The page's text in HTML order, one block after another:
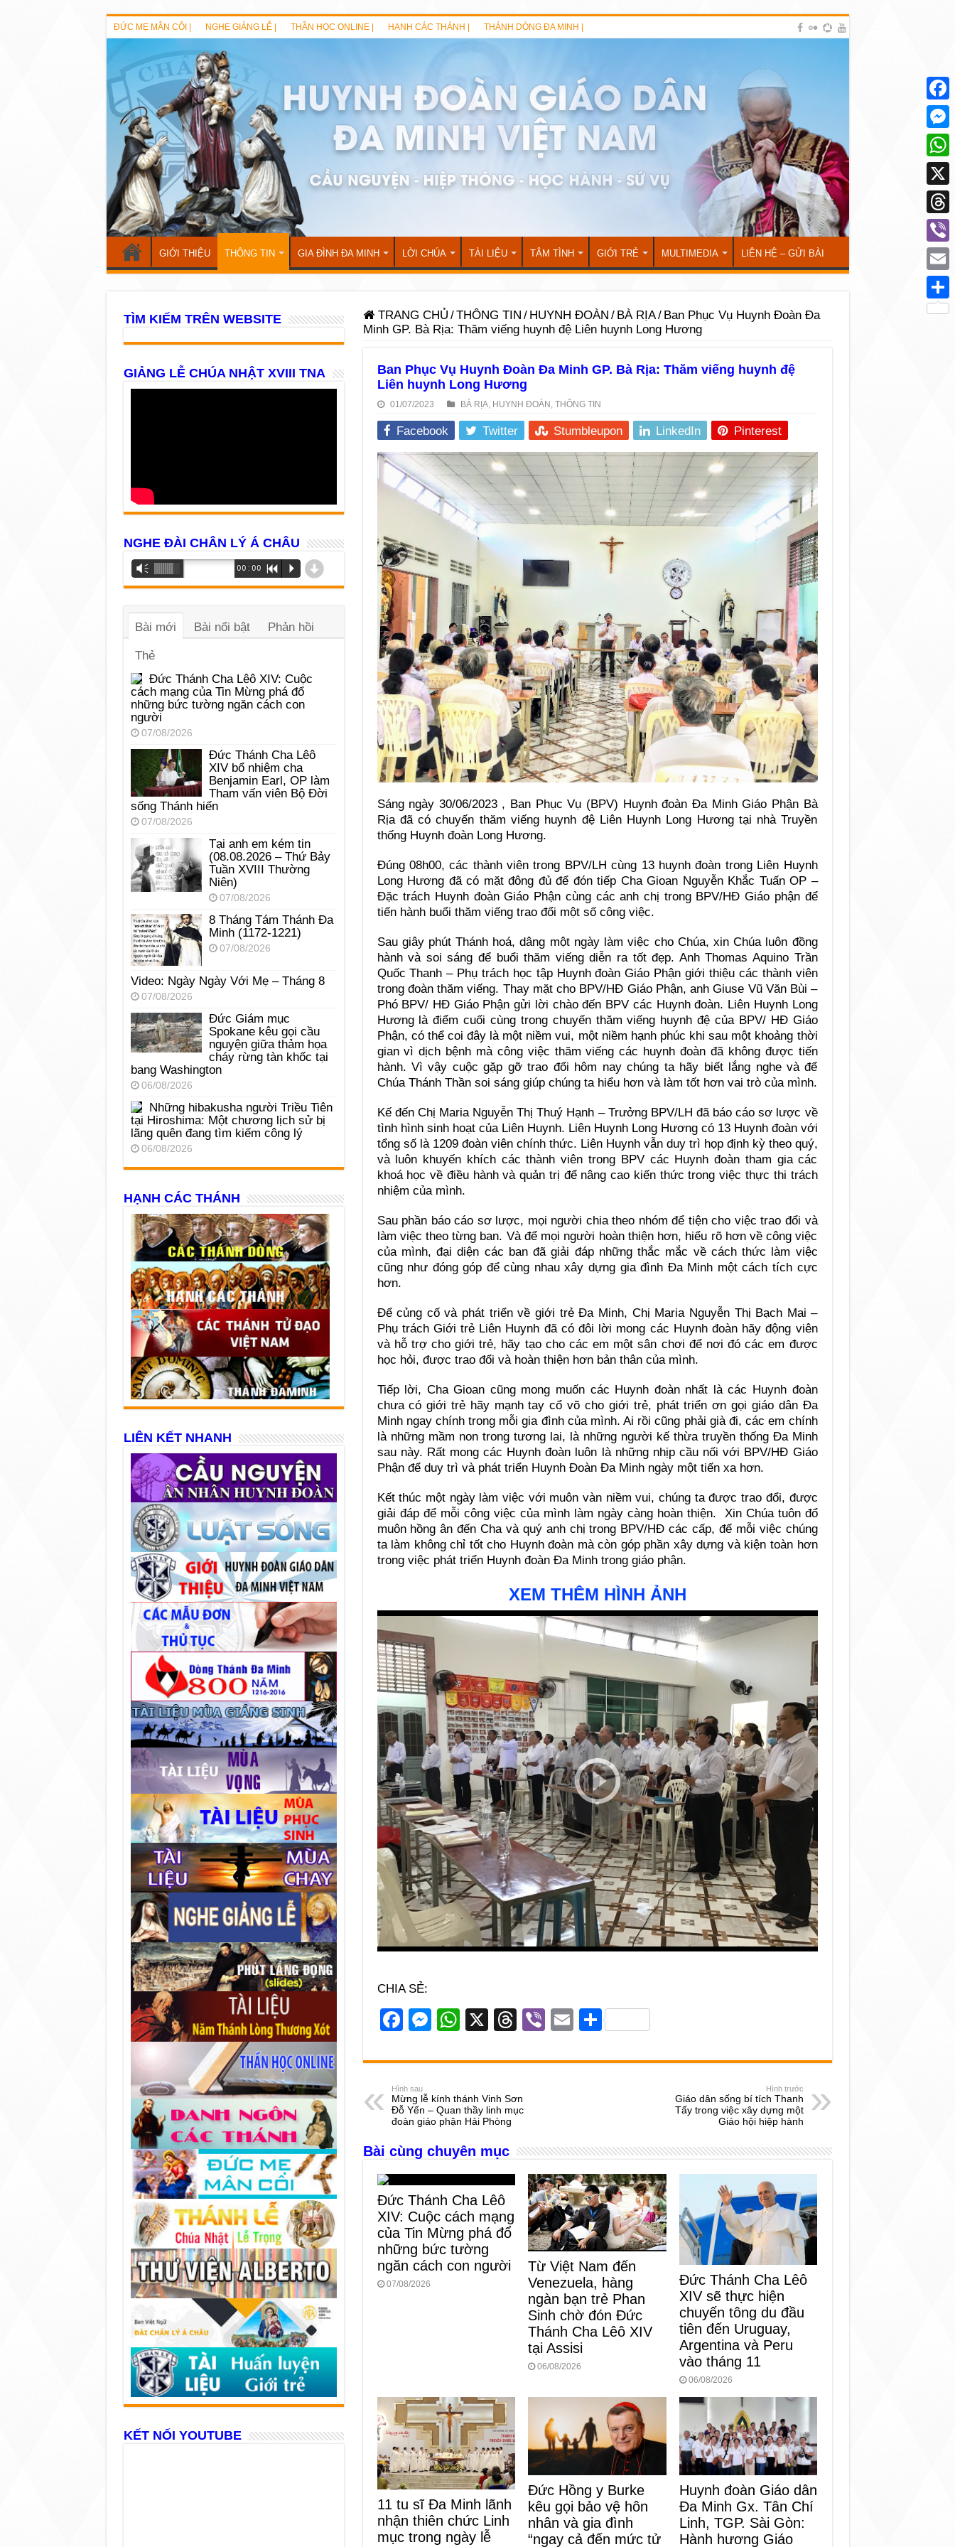
ĐỨC MẸ MÂN CÔI | NGHE GIẢNG LỄ | THẦN HỌC ONLINE | HẠNH CÁC THÁNH | THÁNH DÒNG ĐA MINH |
GIỚI THIỆU THÔNG TIN GIA ĐÌNH ĐA MINH LỜI CHÚA TÀI LIỆU TÂM TÌNH GIỚI TRẺ MULTIMEDIA LIÊN HỆ – GỬI BÀI
TRANG CHỦ /THÔNG TIN / HUYNH ĐOÀN / BÀ RỊA/ Ban Phục Vụ Huynh Đoàn Đa
Minh GP. Bà Rịa: Thăm viếng huynh đệ Liên huynh Long Hương
Ban Phục Vụ Huynh Đoàn Đa Minh GP. Bà Rịa: Thăm viếng huynh đệ
Liên huynh Long Hương
01/07/2023 BÀ RỊA, HUYNH ĐOÀN , THÔNG TIN
Facebook Twitter Stumbleupon LinkedIn Pinterest
Sáng ngày 30/06/2023 , Ban Phục Vụ (BPV) Huynh đoàn Đa Minh Giáo Phận Bà
Rịa đã có chuyến thăm viếng huynh đệ Liên Huynh Long Hương tại nhà Truyền
thống Huynh đoàn Long Hương.
Đúng 08h00, các thành viên trong BPV/LH cùng 13 huynh đoàn trong Liên Huynh
Long Hương đã có mặt đông đủ để đón tiếp Cha Gioan Nguyễn Khắc Tuấn OP –
Đặc trách Huynh đoàn Giáo Phận cùng các anh chị trong BPV/HĐ Giáo phận để
tiến hành buổi thăm viếng trao đổi một số công việc.
Sau giây phút Thánh hoá, dâng một ngày làm việc cho Chúa, xin Chúa luôn đồng
hành và soi sáng để buổi thăm viếng diễn ra tốt đẹp. Anh Thomas Aquino Trần
Quốc Thanh – Phụ trách học tập Huynh đoàn Giáo Phận giới thiệu các thành viên
trong đoàn thăm viếng. Thay mặt cho BPV/HĐ Giáo Phận, anh Giuse Vũ Văn Bùi –
Phó BPV/ HĐ Giáo Phận gửi lời chào đến BPV các Huynh đoàn. Liên Huynh Long
Hương là điểm cuối cùng trong chuyến thăm viếng huynh đệ của BPV/ HĐ Giáo
Phận, có thể coi đây là một niềm vui, một niềm hạnh phúc khi sau một khoảng thời
gian vì dịch bệnh mà công việc thăm viếng các huynh đoàn đã không được tiến
hành. Vì vậy cuộc gặp gỡ trao đổi hôm nay chúng ta hãy biết lắng nghe và để
Chúa Thánh Thần soi sáng giúp chúng ta hiểu hơn và làm tốt hơn vai trò của mình.
Kế đến Chị Maria Nguyễn Thị Thuý Hạnh – Trưởng BPV/LH đã báo cáo sơ lược về
tình hình sinh hoạt của Liên Huynh. Liên Huynh Long Hương có 13 Huynh đoàn với
tổng số là 1209 đoàn viên chính thức. Liên Huynh vẫn duy trì họp định kỳ theo quý,
và luôn khuyến khích các thành viên trong BPV các Huynh đoàn tham gia các
khoá học về điều hành và quản trị để nâng cao kiến thức trong việc thực thi trách
nhiệm của mình.
Sau phần báo cáo sơ lược, mọi người chia theo nhóm để tiện cho việc trao đổi và
làm việc theo từng ban. Và để mọi người hoàn thiện hơn, hiểu rõ hơn về công việc
của mình, đại diện các ban đã giải đáp những thắc mắc về cách thức làm việc
cũng như đóng góp để cùng nhau xây dựng gia đình Đa Minh một cách tích cực
hơn.
Để củng cố và phát triển về giới trẻ Đa Minh, Chị Maria Nguyễn Thị Bạch Mai –
Phụ trách Giới trẻ Liên Huynh đã có đôi lời mong các Huynh đoàn hãy động viên
và hỗ trợ cho giới trẻ, hãy tạo cho các em một sân chơi để nơi đó các em được
học hỏi, được trao đổi và hoàn thiện hơn bản thân của mình.
Tiếp lời, Cha Gioan cũng mong muốn các Huynh đoàn nhất là các Huynh đoàn
chưa có giới trẻ hãy mạnh tay cổ võ cho giới trẻ, phát triển ơn gọi giáo dân Đa
Minh ngay chính trong mỗi gia đình của mình. Ai rồi cũng phải già đi, các em chính
là những mầm non trong tương lai, là những người kế thừa truyền thống Đa Minh
sau này. Rất mong các Huynh đoàn luôn là những nhịp cầu nối với BPV/HĐ Giáo
Phận để duy trì và phát triển Huynh Đoàn Đa Minh ngày một tiến xa hơn.
Kết thúc một ngày làm việc với muôn vàn niềm vui, chúng ta được trao đổi, được
giải đáp để mỗi công việc của mình làm ngày càng hoàn thiện. Xin Chúa tuôn đổ
muôn hồng ân đến Cha và quý anh chị trong BPV/HĐ các cấp, để mỗi việc chúng
ta làm không chỉ tốt cho Huynh đoàn mà còn góp phần xây dựng và kiện toàn hơn
trong việc phát triển Huynh đoàn Đa Minh trong giáo phận.
XEM THÊM HÌNH ẢNH
CHIA SẺ:
F
c
e
b
o
o
k
M
ss
n
g
er
W
at
A
p
p
X
T
e
d
Vi
er
E
ail
S
ar
Hình sau
Mừng lễ kính thánh Vinh Sơn
Đỗ Yến – Quan thầy linh mục
đoàn giáo phận Hải Phòng
Hình trước
Giáo dân sống bí tích Thanh
Tẩy trong việc xây dựng một
Giáo hội hiệp hành
Bài cùng chuyên mục
Đức Thánh Cha Lêô
XIV: Cuộc cách mạng
của Tin Mừng phá đổ
những bức tường
ngăn cách con người
07/08/2026
Từ Việt Nam đến
Venezuela, hàng
ngàn bạn trẻ Phan
Sinh chờ đón Đức
Thánh Cha Lêô XIV
tại Assisi
06/08/2026
Đức Thánh Cha Lêô
XIV sẽ thực hiện
chuyến tông du đầu
tiên đến Uruguay,
Argentina và Peru
vào tháng 11
06/08/2026
11 tu sĩ Đa Minh lãnh
nhận thiên chức Linh
mục trong ngày lễ
Đức Hồng y Burke
kêu gọi bảo vệ hôn
nhân và gia đình
“ngay cả đến mức tử
Huynh đoàn Giáo dân
Đa Minh Gx. Tân Chí
Linh, TGP. Sài Gòn:
Hành hương Giáo
TÌM KIẾM TRÊN WEBSITE
GIẢNG LỄ CHÚA NHẬT XVIII TNA
NGHE ĐÀI CHÂN LÝ Á CHÂU
Trình
phát
âm
Vm 00:00 R P d
Bài mới Bài nổi bật Phản hồi
Thẻ
Đức Thánh Cha Lêô XIV: Cuộc
cách mạng của Tin Mừng phá đổ
những bức tường ngăn cách con
người
07/08/2026
Đức Thánh Cha Lêô
XIV bổ nhiệm cha
Benjamin Earl, OP làm
Tham vấn viên Bộ Đời
sống Thánh hiến
07/08/2026
Tại anh em kém tin
(08.08.2026 – Thứ Bảy
Tuần XVIII Thường
Niên)
07/08/2026
8 Tháng Tám Thánh Ða
Minh (1172-1221)
07/08/2026
Video: Ngày Ngày Với Mẹ – Tháng 8
07/08/2026
Đức Giám mục
Spokane kêu gọi cầu
nguyện giữa thảm họa
cháy rừng tàn khốc tại
bang Washington
06/08/2026
Những hibakusha người Triều Tiên
tại Hiroshima: Một chương lịch sử bị
lãng quên đang tìm kiếm công lý
06/08/2026
HẠNH CÁC THÁNH
LIÊN KẾT NHANH
KẾT NỐI YOUTUBE
X
Viber